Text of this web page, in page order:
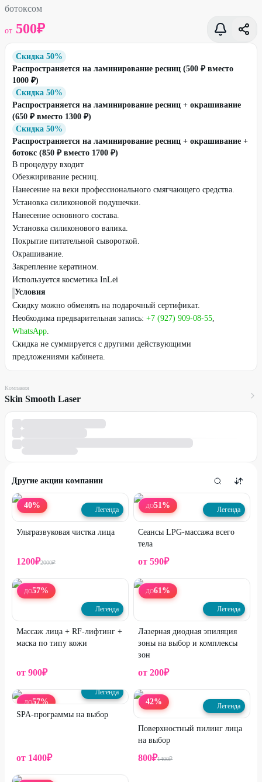
ботоксом
от 500₽
Скидка 50%
Распространяется на ламинирование ресниц (500 ₽ вместо
1000 ₽)
Скидка 50%
Распространяется на ламинирование ресниц + окрашивание
(650 ₽ вместо 1300 ₽)
Скидка 50%
Распространяется на ламинирование ресниц + окрашивание +
ботокс (850 ₽ вместо 1700 ₽)
В процедуру входит
Обезжиривание ресниц.
Нанесение на веки профессионального смягчающего средства.
Установка силиконовой подушечки.
Нанесение основного состава.
Установка силиконового валика.
Покрытие питательной сывороткой.
Окрашивание.
Закрепление кератином.
Используется косметика InLei
Условия
Скидку можно обменять на подарочный сертификат.
Необходима предварительная запись: +7 (927) 909-08-55,
WhatsApp.
Скидка не суммируется с другими действующими
предложениями кабинета.
Компания
Skin Smooth Laser
Другие акции компании
40% Легенда
Ультразвуковая чистка лица
1200₽2000₽
ДО51% Легенда
Сеансы LPG-массажа всего
тела
от 590₽
ДО57%
Легенда
Массаж лица + RF-лифтинг +
маска по типу кожи
от 900₽
ДО61%
Легенда
Лазерная диодная эпиляция
зоны на выбор и комплексы
зон
от 200₽
ДО57%
Легенда
SPA-программы на выбор
от 1400₽
42% Легенда
Поверхностный пилинг лица
на выбор
800₽1400₽